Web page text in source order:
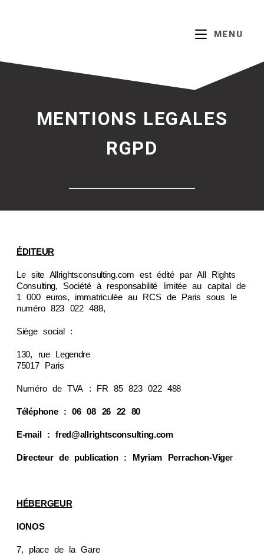
MENU
MENTIONS LEGALES
RGPD
ÉDITEUR
Le site Allrightsconsulting.com est édité par All Rights
Consulting, Société à responsabilité limitée au capital de
1 000 euros, immatriculée au RCS de Paris sous le
numéro 823 022 488,
Siège social :
130, rue Legendre
75017 Paris
Numéro de TVA : FR 85 823 022 488
Téléphone : 06 08 26 22 80
E-mail : fred@allrightsconsulting.com
Directeur de publication : Myriam Perrachon-Viger
HÉBERGEUR
IONOS
7, place de la Gare